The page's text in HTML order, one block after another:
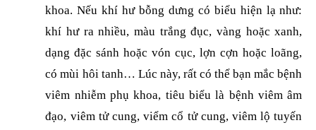
khoa. Nếu khí hư bỗng dưng có biểu hiện lạ như:
khí hư ra nhiều, màu trắng đục, vàng hoặc xanh,
dạng đặc sánh hoặc vón cục, lợn cợn hoặc loãng,
có mùi hôi tanh… Lúc này, rất có thể bạn mắc bệnh
viêm nhiễm phụ khoa, tiêu biểu là bệnh viêm âm
đạo, viêm tử cung, viểm cổ tử cung, viêm lộ tuyến